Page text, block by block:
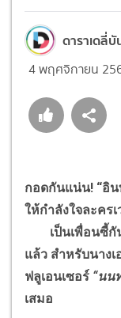
ดาราเดลี่บั
4 พฤศจิกายน
กอดกันแน่น! “อิน
ให้กำลังใจละครเ
เป็นเพื่อนซี้กัน
แล้ว สำหรับนางเ
ฟลูเอนเซอร์ “นน
เสมอ